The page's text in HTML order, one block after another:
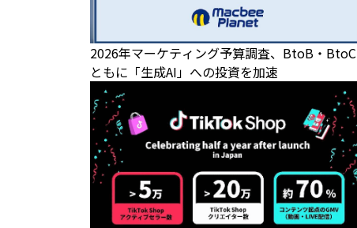
2026年マーケティング予算調査、BtoB・BtoC
ともに「生成AI」への投資を加速